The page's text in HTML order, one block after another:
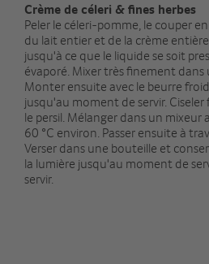
Crème de céleri & fines herbes
Peler le céleri-pomme, le couper
du lait entier et de la crème
jusqu'à ce que le liquide se soit
évaporé. Mixer très finement dans
Monter ensuite avec le beurre
jusqu'au moment de servir.
le persil. Mélanger dans un mixeur
60 °C environ. Passer ensuite à
Verser dans une bouteille et
la lumière jusqu'au moment de
servir.